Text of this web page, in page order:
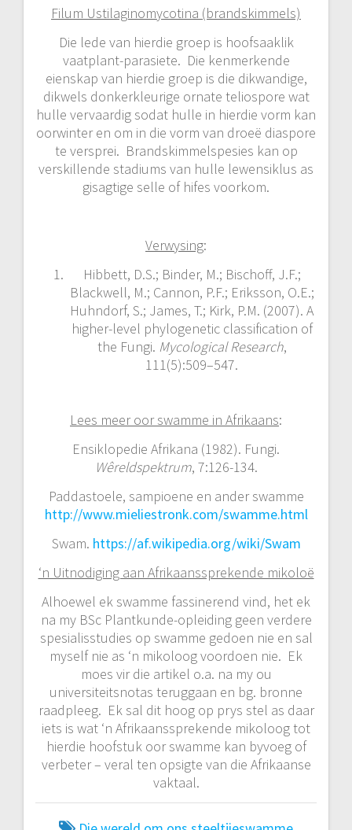
Filum Ustilaginomycotina (brandskimmels)
Die lede van hierdie groep is hoofsaaklik
vaatplant-parasiete. Die kenmerkende
eienskap van hierdie groep is die dikwandige,
dikwels donkerkleurige ornate teliospore wat
hulle vervaardig sodat hulle in hierdie vorm kan
oorwinter en om in die vorm van droeë diaspore
te versprei. Brandskimmelspesies kan op
verskillende stadiums van hulle lewensiklus as
gisagtige selle of hifes voorkom.
Verwysing:
Hibbett, D.S.; Binder, M.; Bischoff, J.F.;
Blackwell, M.; Cannon, P.F.; Eriksson, O.E.;
Huhndorf, S.; James, T.; Kirk, P.M. (2007). A
higher-level phylogenetic classification of
the Fungi. Mycological Research,
111(5):509–547.
Lees meer oor swamme in Afrikaans:
Ensiklopedie Afrikana (1982). Fungi.
Wêreldspektrum, 7:126-134.
Paddastoele, sampioene en ander swamme
http://www.mieliestronk.com/swamme.html
Swam. https://af.wikipedia.org/wiki/Swam
‘n Uitnodiging aan Afrikaanssprekende mikoloë
Alhoewel ek swamme fassinerend vind, het ek
na my BSc Plantkunde-opleiding geen verdere
spesialisstudies op swamme gedoen nie en sal
myself nie as ‘n mikoloog voordoen nie. Ek
moes vir die artikel o.a. na my ou
universiteitsnotas teruggaan en bg. bronne
raadpleeg. Ek sal dit hoog op prys stel as daar
iets is wat ‘n Afrikaanssprekende mikoloog tot
hierdie hoofstuk oor swamme kan byvoeg of
verbeter – veral ten opsigte van die Afrikaanse
vaktaal.